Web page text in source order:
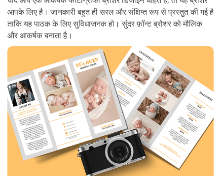
आपके लिए है। जानकारी बहुत ही सरल और संक्षिप्त रूप से प्रस्तुत की गई है
ताकि यह पाठक के लिए सुविधाजनक हो। सुंदर फ़ॉन्ट ब्रोशर को मौलिक
और आकर्षक बनाता है।